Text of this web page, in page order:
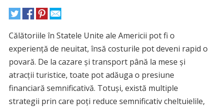
Călătoriile în Statele Unite ale Americii pot fi o
experiență de neuitat, însă costurile pot deveni rapid o
povară. De la cazare și transport până la mese și
atracții turistice, toate pot adăuga o presiune
financiară semnificativă. Totuși, există multiple
strategii prin care poți reduce semnificativ cheltuielile,